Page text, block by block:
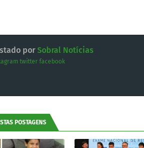
por Sobral Notícias
twitter facebook
POSTAGENS